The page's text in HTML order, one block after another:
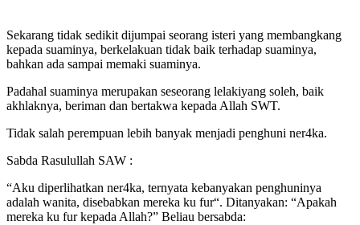
Sekarang tidak sedikit dijumpai seorang isteri yang membangkang
kepada suaminya, berkelakuan tidak baik terhadap suaminya,
bahkan ada sampai memaki suaminya.
Padahal suaminya merupakan seseorang lelakiyang soleh, baik
akhlaknya, beriman dan bertakwa kepada Allah SWT.
Tidak salah perempuan lebih banyak menjadi penghuni ner4ka.
Sabda Rasulullah SAW :
“Aku diperlihatkan ner4ka, ternyata kebanyakan penghuninya
adalah wanita, disebabkan mereka ku fur“. Ditanyakan: “Apakah
mereka ku fur kepada Allah?” Beliau bersabda: